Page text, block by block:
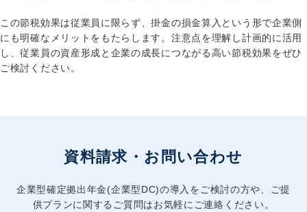
この節税効果は従業員に限らず、掛金の損金算入という形で企業側
にも明確なメリットをもたらします。注意点を理解し計画的に活用
し、従業員の資産形成と企業の成長につながる高い節税効果をぜひ
ご検討ください。
資料請求・お問い合わせ
企業型確定拠出年金(企業型DC)の導入をご検討の方や、ご提
供プランに関するご質問はお気軽にご連絡ください。